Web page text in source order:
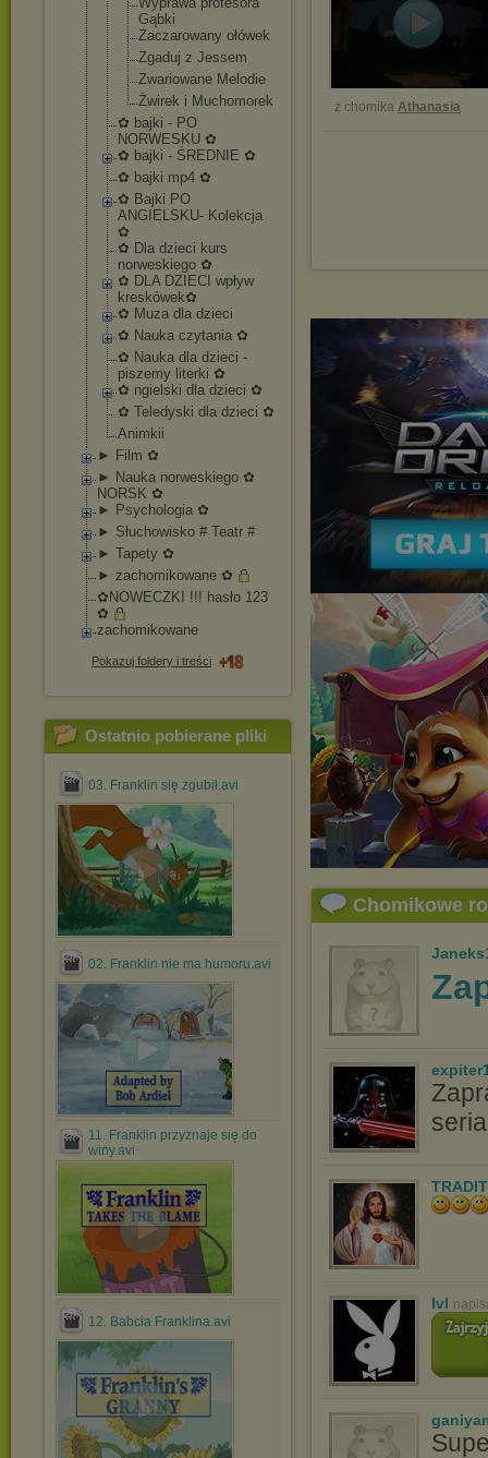
Gąbki
Zaczarowany ołówek
Zgaduj z Jessem
Zwariowane Melodie
Żwirek i Muchomorek
✿ bajki - PO
NORWESKU ✿
✿ bajki - ŚREDNIE ✿
✿ bajki mp4 ✿
✿ Bajki PO
ANGIELSKU- Kolekcja
✿
✿ Dla dzieci kurs
norweskiego ✿
✿ DLA DZIECI wpływ
kreskówek✿
✿ Muza dla dzieci
✿ Nauka czytania ✿
✿ Nauka dla dzieci -
piszemy literki ✿
✿ ngielski dla dzieci ✿
✿ Teledyski dla dzieci ✿
Animkii
► Film ✿
► Nauka norweskiego ✿
NORSK ✿
► Psychologia ✿
► Słuchowisko # Teatr #
► Tapety ✿
► zachomikowane ✿
✿NOWECZKI !!! hasło 123
✿
zachomikowane
Pokazuj foldery i treści
Ostatnio pobierane pliki
03. Franklin się zgubił.avi
02. Franklin nie ma humoru.avi
11. Franklin przyznaje się do
winy.avi
12. Babcia Franklina.avi
z chomika Athanasia
Chomikowe
lvl